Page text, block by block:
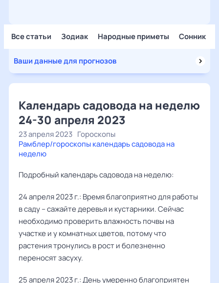
Все статьи Зодиак Народные приметы Сонник
Ваши данные для прогнозов
Календарь садовода на неделю
24-30 апреля 2023
23 апреля 2023 Гороскопы
Рамблер/гороскопы календарь садовода на
неделю
Подробный календарь садовода на неделю:
24 апреля 2023 г.: Время благоприятно для работы
в саду – сажайте деревья и кустарники. Сейчас
необходимо проверить влажность почвы на
участке и у комнатных цветов, потому что
растения тронулись в рост и болезненно
переносят засуху.
25 апреля 2023 г.: День умеренно благоприятен